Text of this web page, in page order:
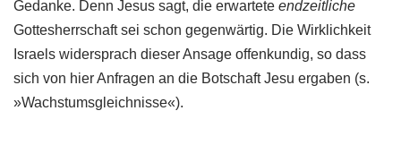
Gedanke. Denn Jesus sagt, die erwartete endzeitliche
Gottesherrschaft sei schon gegenwärtig. Die Wirklichkeit
Israels widersprach dieser Ansage offenkundig, so dass
sich von hier Anfragen an die Botschaft Jesu ergaben (s.
»Wachstumsgleichnisse«).